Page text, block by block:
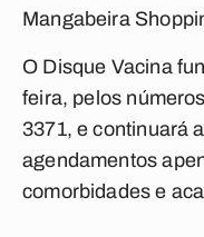
Mangabeira
O Disque Vacina
feira, pelos
3371, e continuará
agendamentos
comorbidades e